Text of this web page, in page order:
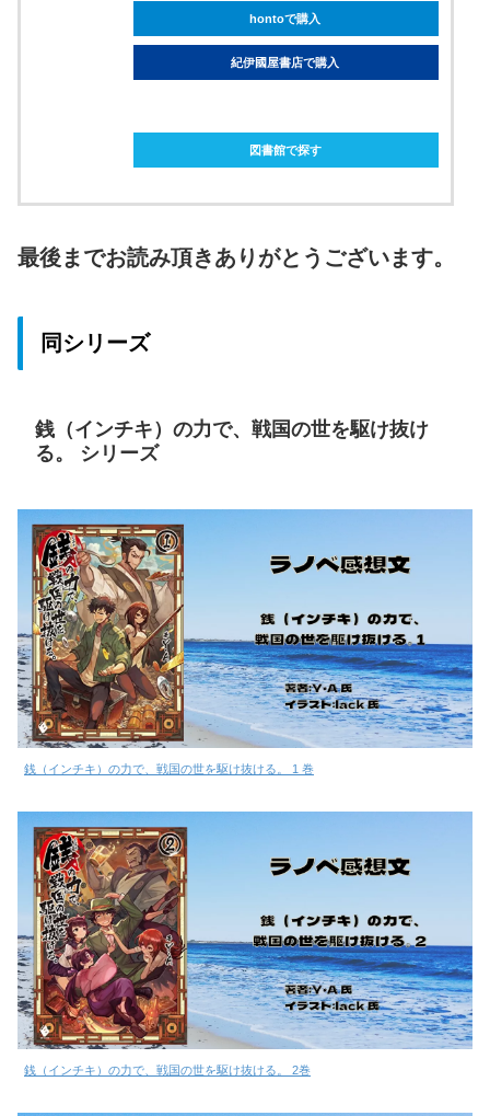
hontoで購入
紀伊國屋書店で購入
図書館で探す
最後までお読み頂きありがとうございます。
同シリーズ
銭（インチキ）の力で、戦国の世を駆け抜け
る。 シリーズ
銭（インチキ）の力で、戦国の世を駆け抜ける。 1 巻
銭（インチキ）の力で、戦国の世を駆け抜ける。 2巻